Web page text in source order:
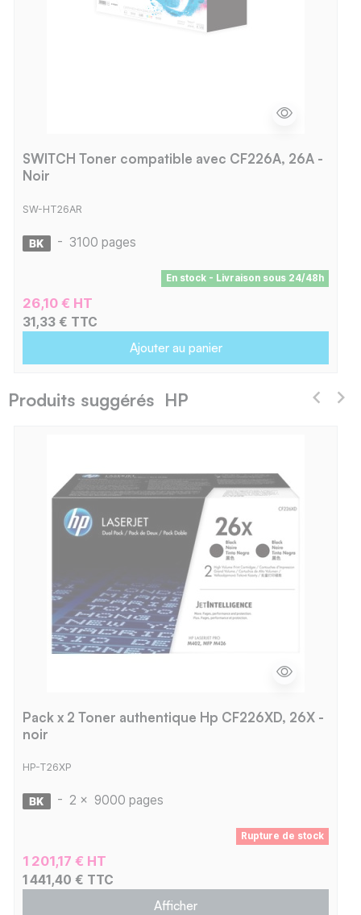
SWITCH Toner compatible avec CF226A, 26A -
Noir
SW-HT26AR
- 3100 pages
En stock - Livraison sous 24/48h
26,10 € HT
31,33 € TTC
Ajouter au panier
Produits suggérés HP
Pack x 2 Toner authentique Hp CF226XD, 26X -
noir
HP-T26XP
- 2 x 9000 pages
Rupture de stock
1 201,17 € HT
1 441,40 € TTC
Afficher